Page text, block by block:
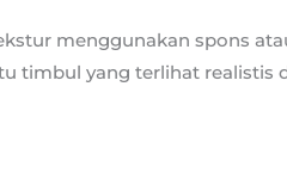
menggunakan spons
timbul yang terlihat realistis